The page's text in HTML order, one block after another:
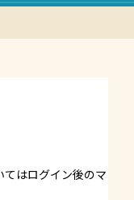
はログイン後のマ